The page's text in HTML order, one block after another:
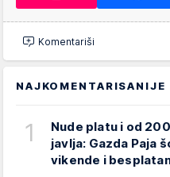
Komentariši
NAJKOMENTARISANIJE
1
Nude platu i od
javlja: Gazda Paja
vikende i